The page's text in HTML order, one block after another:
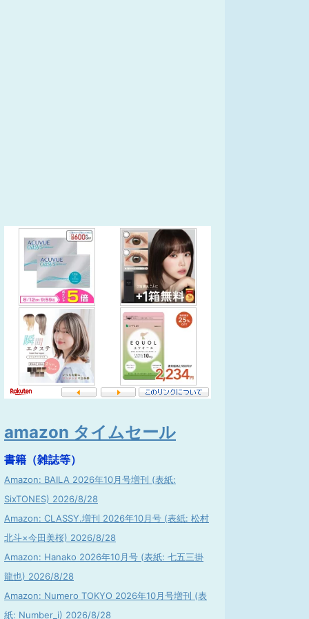
amazon タイムセール
書籍（雑誌等）
Amazon: BAILA 2026年10月号増刊 (表紙:
SixTONES) 2026/8/28
Amazon: CLASSY.増刊 2026年10月号 (表紙: 松村
北斗×今田美桜) 2026/8/28
Amazon: Hanako 2026年10月号 (表紙: 七五三掛
龍也) 2026/8/28
Amazon: Numero TOKYO 2026年10月号増刊 (表
紙: Number_i) 2026/8/28